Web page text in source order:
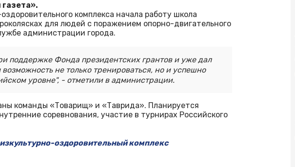
комплекса начала работу школа
для людей с поражением опорно-двигательного
администрации города.
поддержке Фонда президентских грантов и уже дал
не только тренироваться, но и успешно
уровне", - отметили в администрации.
команды «Товарищ» и «Таврида». Планируется
соревнования, участие в турнирах Российского
оздоровительный комплекс